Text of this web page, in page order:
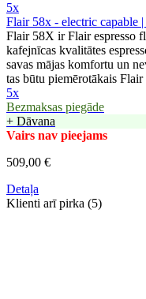
5x
Flair 58x - electric capable |
Flair 58X ir Flair espresso
kafejnīcas kvalitātes
savas mājas komfortu un
tas būtu piemērotākais
5x
Bezmaksas piegāde
+ Dāvana
Vairs nav pieejams
509,00 €
Detaļa
Klienti arī pirka (5)